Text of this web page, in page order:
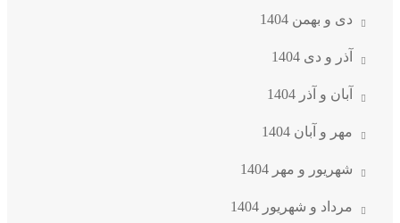
دی و بهمن 1404
آذر و دی 1404
آبان و آذر 1404
مهر و آبان 1404
شهریور و مهر 1404
مرداد و شهریور 1404